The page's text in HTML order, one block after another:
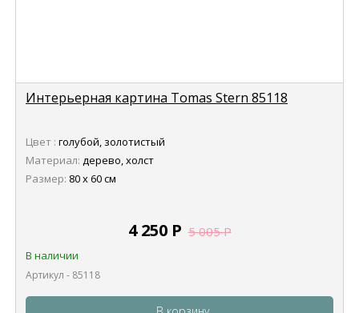
Интерьерная картина Tomas Stern 85118
Цвет : голубой, золотистый
Материал: дерево, холст
Размер: 80 х 60 см
4 250 Р 5 005Р
В наличии
Артикул - 85118